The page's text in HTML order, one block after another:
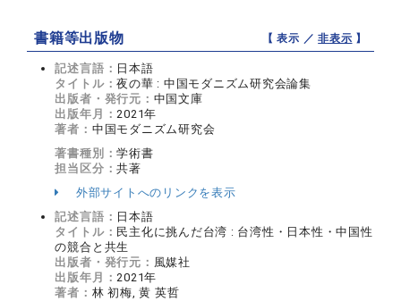
書籍等出版物 【 表示 ／非表示 】
記述言語： 日本語
タイトル：夜の華 : 中国モダニズム研究会論集
出版者・発行元： 中国文庫
出版年月：2021年
著者： 中国モダニズム研究会
著書種別：学術書
担当区分：共著
外部サイトへのリンクを表示
記述言語： 日本語
タイトル： 民主化に挑んだ台湾 : 台湾性・日本性・中国性
の競合と共生
出版者・発行元： 風媒社
出版年月：2021年
著者： 林 初梅, 黄 英哲